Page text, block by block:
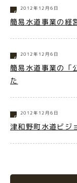
2012年12月6日
簡易水道事業の経
2012年12月6日
簡易水道事業の「
た
2012年12月6日
津和野町水道ビジ